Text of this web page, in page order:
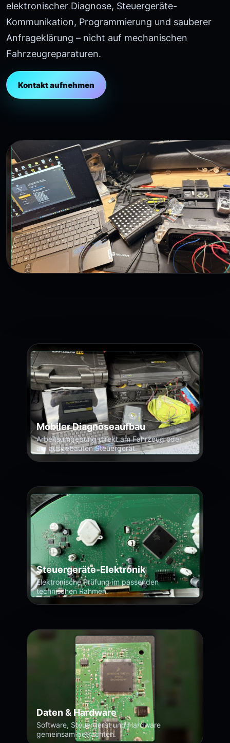
elektronischer Diagnose, Steuergeräte-
Kommunikation, Programmierung und sauberer
Anfrageklärung – nicht auf mechanischen
Fahrzeugreparaturen.
Kontakt aufnehmen
Mobiler Diagnoseaufbau
Arbeitsumgebung direkt am Fahrzeug oder
am ausgebauten Steuergerät.
Steuergeräte-Elektronik
Elektronische Prüfung im passenden
technischen Rahmen.
Daten & Hardware
Software, Steuergerät und Hardware
gemeinsam betrachten.